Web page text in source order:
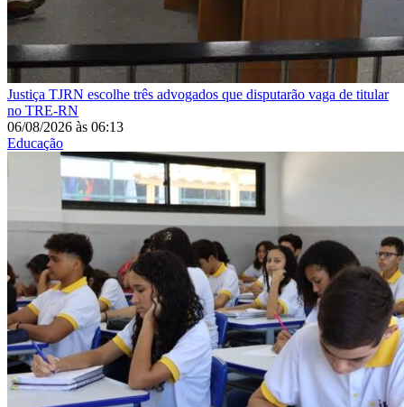
Justiça TJRN escolhe três advogados que disputarão vaga de titular
no TRE-RN
06/08/2026 às 06:13
Educação